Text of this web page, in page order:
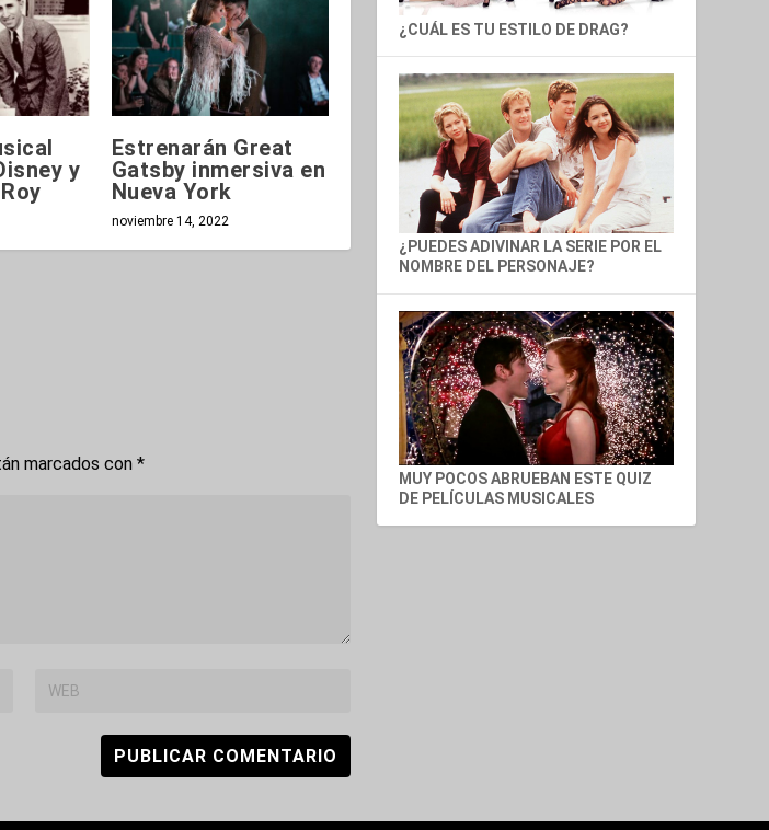
y
Estrenarán Great
Gatsby inmersiva en
Nueva York
noviembre 14, 2022
marcados con*
¿CUÁL ES TU ESTILO DE DRAG?
¿PUEDES ADIVINAR LA SERIE POR EL
NOMBRE DEL PERSONAJE?
MUY POCOS ABRUEBAN ESTE QUIZ
DE PELÍCULAS MUSICALES